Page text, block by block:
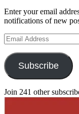
Enter your email
notifications of new
Email
Address
Subscribe
Join 241 other